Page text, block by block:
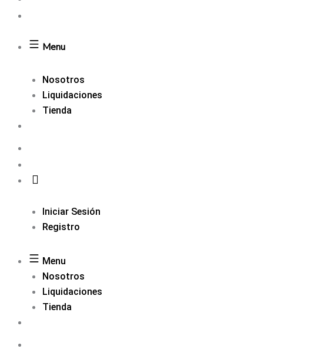
Menu
Nosotros
Liquidaciones
Tienda
Iniciar Sesión
Registro
Menu
Nosotros
Liquidaciones
Tienda